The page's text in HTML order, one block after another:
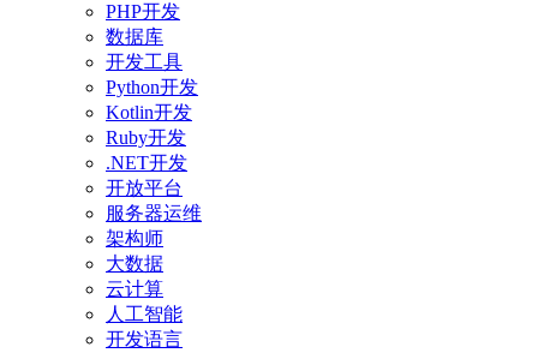
PHP开发
数据库
开发工具
Python开发
Kotlin开发
Ruby开发
.NET开发
开放平台
服务器运维
架构师
大数据
云计算
人工智能
开发语言